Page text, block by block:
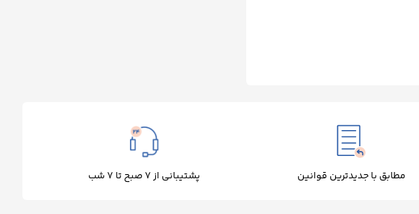
مطابق با جدیدترین قوانین پشتیبانی از 7 صبح تا 7 شب